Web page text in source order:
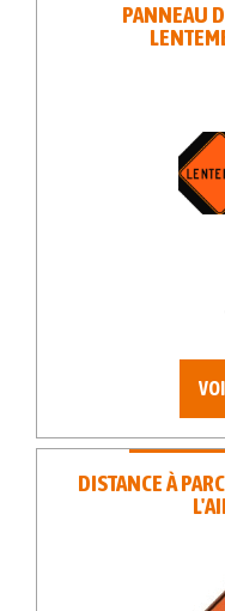
PANNEAU
DISTANCE À